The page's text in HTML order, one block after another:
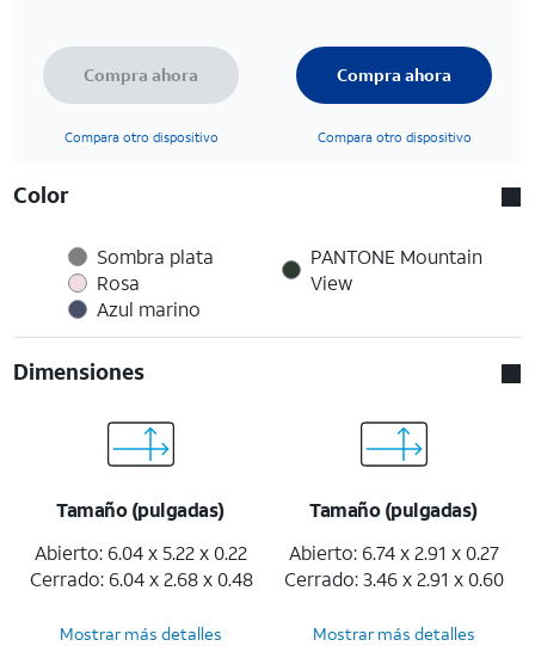
Compra ahora
Compara otro dispositivo
Compra ahora
Compara otro dispositivo
Color
Sombra plata
Rosa
Azul marino
PANTONE Mountain
View
Dimensiones
Tamaño (pulgadas)
Abierto: 6.04 x 5.22 x 0.22
Cerrado: 6.04 x 2.68 x 0.48
Tamaño (pulgadas)
Abierto: 6.74 x 2.91 x 0.27
Cerrado: 3.46 x 2.91 x 0.60
Mostrar más detalles Mostrar más detalles